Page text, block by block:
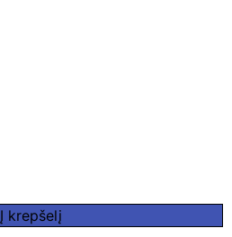
Į krepšelį